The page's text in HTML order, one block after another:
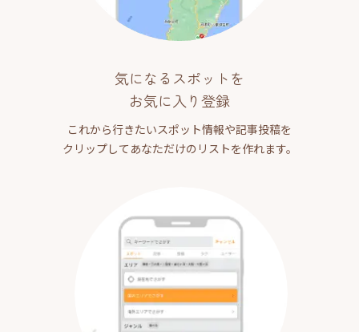
気になるスポットを
お気に入り登録
これから行きたいスポット情報や記事投稿を
クリップしてあなただけのリストを作れます。